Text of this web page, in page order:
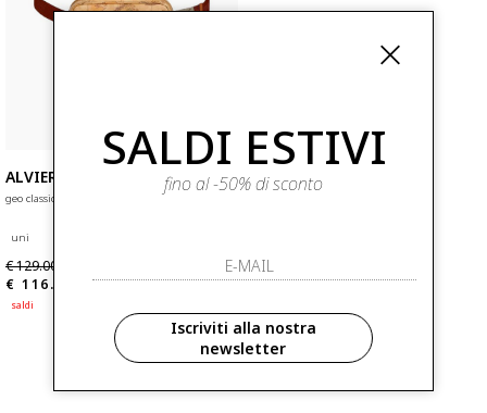
ALVIERO MARTINI
geo classic marsupio con cintura a nastro
uni
€ 129.00
€ 116.10
saldi
SALDI ESTIVI
fino al -50% di sconto
Iscriviti alla nostra
newsletter